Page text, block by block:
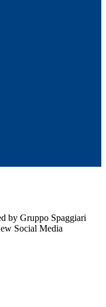
by Gruppo Spaggiari
Social Media